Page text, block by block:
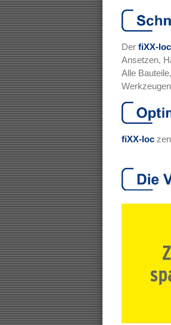
Der fiXX-loc
Ansetzen,
Alle
fiXX-loc